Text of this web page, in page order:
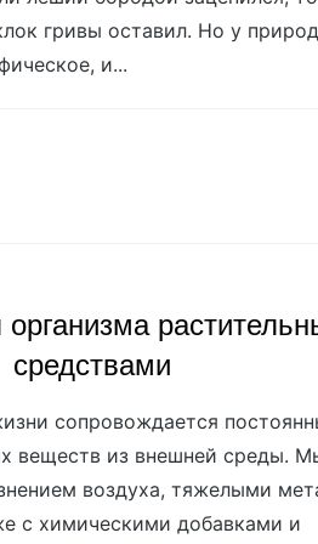
гривы оставил. Но у
и...
организма
средствами
сопровождается
веществ из внешней среды.
воздуха, тяжелыми
с химическими добавками и